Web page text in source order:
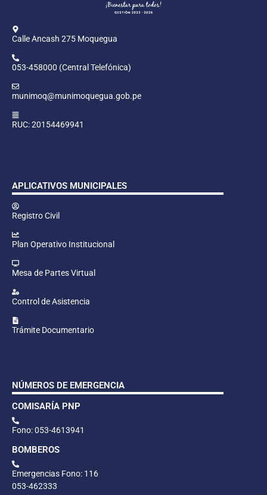
Calle Ancash 275 Moquegua
053-458000 (Central Telefónica)
munimoq@munimoquegua.gob.pe
RUC: 20154469941
APLICATIVOS MUNICIPALES
Registro Civil
Plan Operativo Institucional
Mesa de Partes Virtual
Control de Asistencia
Trámite Documentario
NÚMEROS DE EMERGENCIA
COMISARÍA PNP
Fono: 053-4613941
BOMBEROS
Emergencias Fono: 116
053-462333